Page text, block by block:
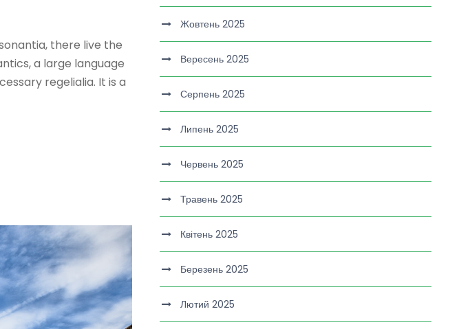
т
о
в
в
і
ш
з
і
there live the
a large language
regelialia. It is a
Жовтень 2025
Вересень 2025
Серпень 2025
Липень 2025
Червень 2025
Травень 2025
Квітень 2025
Березень 2025
Лютий 2025